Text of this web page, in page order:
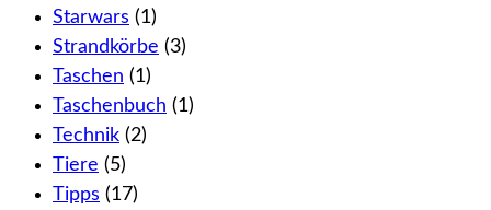
Starwars (1)
Strandkörbe (3)
Taschen (1)
Taschenbuch (1)
Technik (2)
Tiere (5)
Tipps (17)